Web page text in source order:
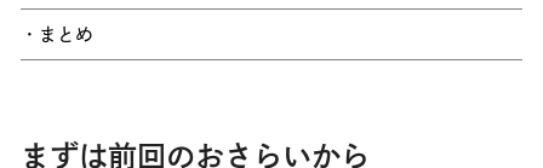
・まとめ
まずは前回のおさらいから